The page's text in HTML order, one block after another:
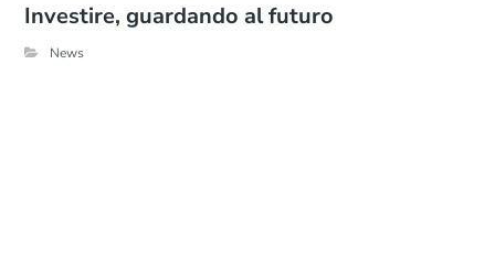
Investire, guardando al futuro
News